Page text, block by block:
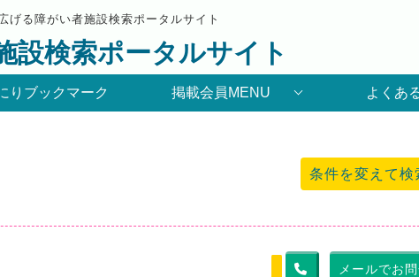
げる障がい者施設検索ポータルサイト
検索ポータルサイト
りブックマーク 掲載会員MENU よくあ
条件を変えて検
メールでお